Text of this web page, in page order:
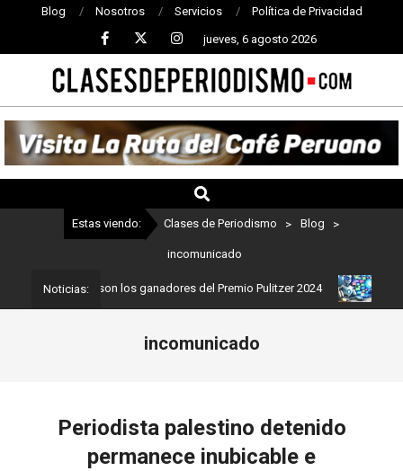
Blog Nosotros Servicios Política de Privacidad
jueves, 6 agosto 2026
CLASES
DE
PERIODISMO
Estas viendo: Clases de Periodismo > Blog >
incomunicado
Noticias:
Estos son los ganadores del Premio Pulitzer 2024
incomunicado
Periodista palestino detenido
permanece inubicable e